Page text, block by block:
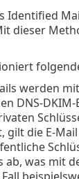
Identified
dieser
werden
DNS-
gilt die E-
was mit